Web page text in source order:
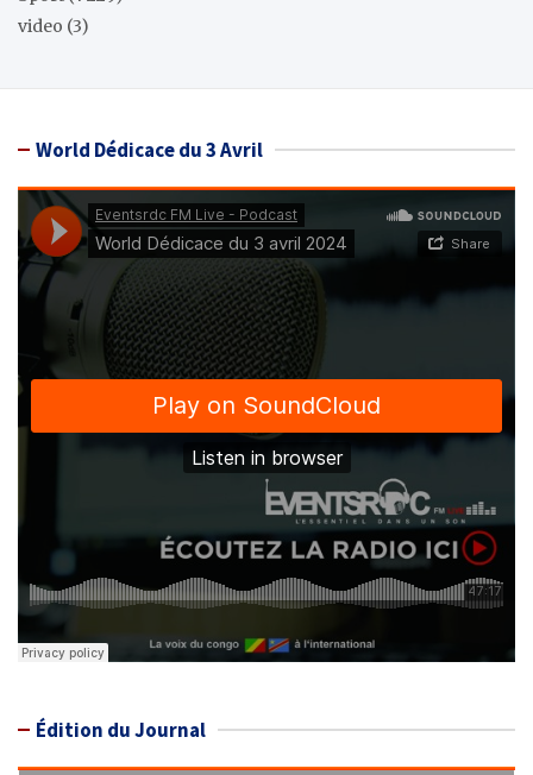
video (3)
World Dédicace du 3 Avril
Édition du Journal